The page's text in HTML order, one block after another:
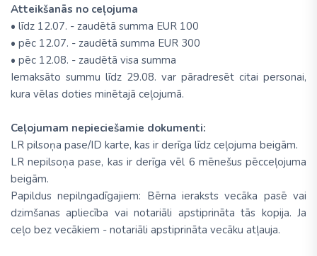
Atteikšanās no ceļojuma
• līdz 12.07. - zaudētā summa EUR 100
• pēc 12.07. - zaudētā summa EUR 300
• pēc 12.08. - zaudētā visa summa
Iemaksāto summu līdz 29.08. var pāradresēt citai personai,
kura vēlas doties minētajā ceļojumā.
Ceļojumam nepieciešamie dokumenti:
LR pilsoņa pase/ID karte, kas ir derīga līdz ceļojuma beigām.
LR nepilsoņa pase, kas ir derīga vēl 6 mēnešus pēcceļojuma
beigām.
Papildus nepilngadīgajiem: Bērna ieraksts vecāka pasē vai
dzimšanas apliecība vai notariāli apstiprināta tās kopija. Ja
ceļo bez vecākiem - notariāli apstiprināta vecāku atļauja.